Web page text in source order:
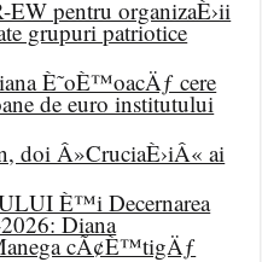
EW pentru organizaÈ›ii
grupuri patriotice
È˜oÈ™oacÄƒ cere
de euro institutului
doi Â»CruciaÈ›iÂ« ai
È™i Decernarea
Diana
cÃ¢È™tigÄƒ